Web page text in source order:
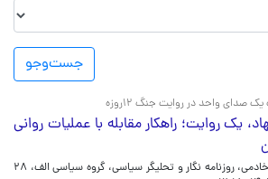
جست‌و‌جو
صدای واحد در روایت جنگ ۱۲روزه
یک روایت؛ راهکار مقابله با عملیات روانی
روزنامه نگار و تحلیگر سیاسی، گروه سیاسی الف، ۲۸